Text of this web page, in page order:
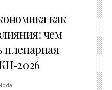
как
чем
пленарная